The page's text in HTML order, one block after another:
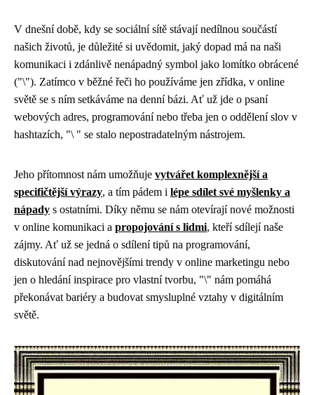
V dnešní době, kdy se sociální sítě stávají nedílnou součástí
našich životů, je důležité si uvědomit, jaký dopad má na naši
komunikaci i zdánlivě nenápadný symbol jako lomítko obrácené
("\"). Zatímco v běžné řeči ho používáme jen zřídka, v online
světě se s ním setkáváme na denní bázi. Ať už jde o psaní
webových adres, programování nebo třeba jen o oddělení slov v
hashtazích, "\ " se stalo nepostradatelným nástrojem.
Jeho přítomnost nám umožňuje vytvářet komplexnější a
specifičtější výrazy, a tím pádem i lépe sdílet své myšlenky a
nápady s ostatními. Díky němu se nám otevírají nové možnosti
v online komunikaci a propojování s lidmi, kteří sdílejí naše
zájmy. Ať už se jedná o sdílení tipů na programování,
diskutování nad nejnovějšími trendy v online marketingu nebo
jen o hledání inspirace pro vlastní tvorbu, "\" nám pomáhá
překonávat bariéry a budovat smysluplné vztahy v digitálním
světě.